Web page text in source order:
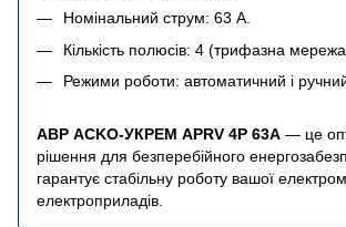
Номінальний струм: 63 А.
Кількість полюсів: 4 (трифазна
Режими роботи: автоматичний і
AВР АCKO-УКРЕМ APRV 4P 63A — це
рішення для безперебійного
гарантує стабільну роботу вашої
електроприладів.